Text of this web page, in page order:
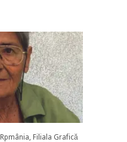
Filiala Grafică